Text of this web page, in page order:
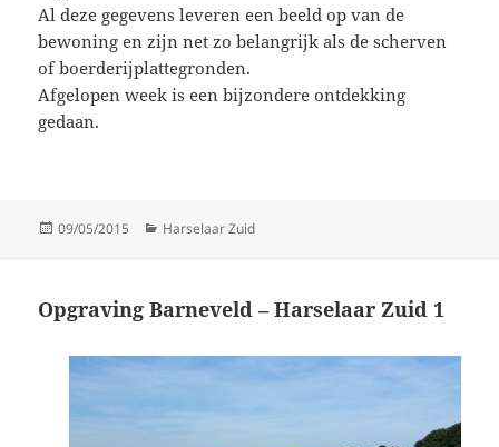
Al deze gegevens leveren een beeld op van de
bewoning en zijn net zo belangrijk als de scherven
of boerderijplattegronden.
Afgelopen week is een bijzondere ontdekking
gedaan.
Posted
09/05/2015 Categories
Harselaar Zuid
Opgraving Barneveld – Harselaar Zuid 1